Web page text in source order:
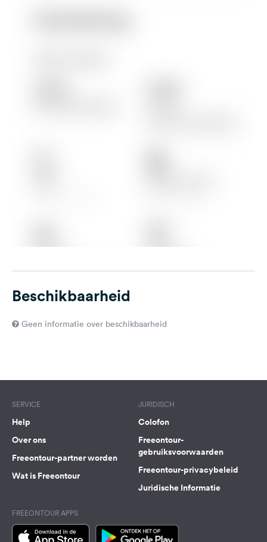
Beschikbaarheid
Geen informatie over beschikbaarheid
SERVICE
Help
Over ons
Freeontour-partner worden
Wat is Freeontour
JURIDISCH
Colofon
Freeontour-
gebruiksvoorwaarden
Freeontour-privacybeleid
Juridische Informatie
FREEONTOUR APPS